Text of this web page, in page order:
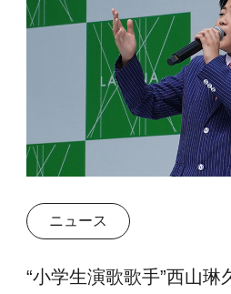
ニュース
“小学生演歌歌手”西山琳